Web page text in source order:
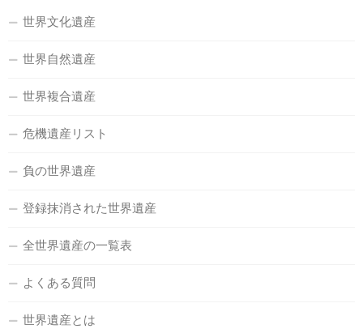
世界文化遺産
世界自然遺産
世界複合遺産
危機遺産リスト
負の世界遺産
登録抹消された世界遺産
全世界遺産の一覧表
よくある質問
世界遺産とは